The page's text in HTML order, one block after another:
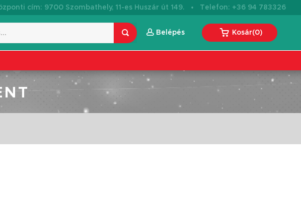
cím: 9700 Szombathely, 11-es Huszár út 149. · Telefon: +36 94 783326
Belépés Kosár(0)